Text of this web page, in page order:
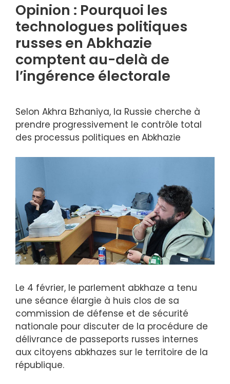
Opinion : Pourquoi les
technologues politiques
russes en Abkhazie
comptent au-delà de
l’ingérence électorale
Selon Akhra Bzhaniya, la Russie cherche à
prendre progressivement le contrôle total
des processus politiques en Abkhazie
Le 4 février, le parlement abkhaze a tenu
une séance élargie à huis clos de sa
commission de défense et de sécurité
nationale pour discuter de la procédure de
délivrance de passeports russes internes
aux citoyens abkhazes sur le territoire de la
république.